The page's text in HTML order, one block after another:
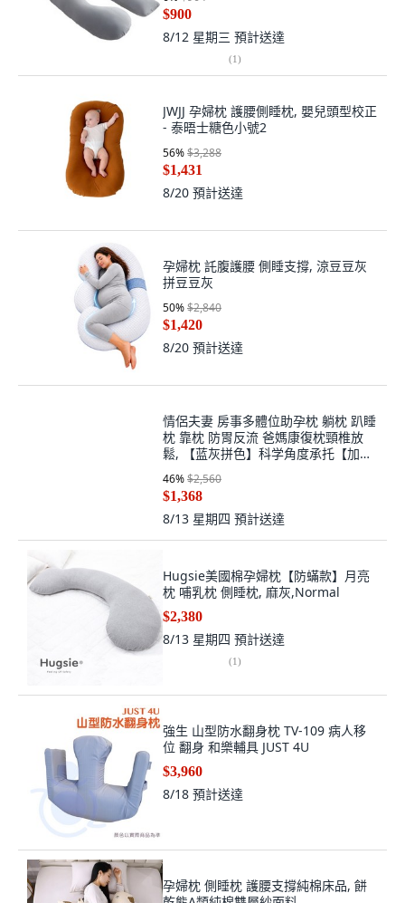
孕婦純棉托腹枕 舒適透氣 減輕腰部壓
力 多功能哺乳枕, 灰色
6%$964
8/12 星期三預計送達
JWJJ 孕婦枕 護腰側睡枕, 嬰兒頭型校正
56%$3,288
8/20預計送達
孕婦枕 託腹護腰 側睡支撐, 涼豆豆灰
50%$2,840
8/20預計送達
情侶夫妻 房事多體位助孕枕 躺枕 趴睡
枕 靠枕 防胃反流 爸媽康復枕頸椎放
$1,368
8/13 星期四預計送達
Hugsie美國棉孕婦枕【防蟎款】月亮
$2,380
8/13 星期四 預計送達
強生 山型防水翻身枕 TV-109 病人移
$3,960